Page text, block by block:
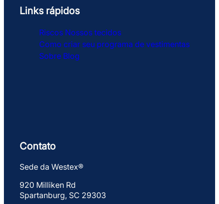
Links rápidos
Riscos Nossos tecidos
Como criar seu programa de vestimentas
Sobre Blog
Contato
Sede da Westex®
920 Milliken Rd
Spartanburg, SC 29303